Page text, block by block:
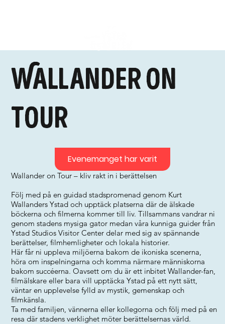
Wallander on
tour
Wallander on Tour – kliv rakt in i berättelsen
Följ med på en guidad stadspromenad genom Kurt
Wallanders Ystad och upptäck platserna där de älskade
böckerna och filmerna kommer till liv. Tillsammans vandrar ni
genom stadens mysiga gator medan våra kunniga guider från
Ystad Studios Visitor Center delar med sig av spännande
berättelser, filmhemligheter och lokala historier.
Här får ni uppleva miljöerna bakom de ikoniska scenerna,
höra om inspelningarna och komma närmare människorna
bakom succéerna. Oavsett om du är ett inbitet Wallander-fan,
filmälskare eller bara vill upptäcka Ystad på ett nytt sätt,
väntar en upplevelse fylld av mystik, gemenskap och
filmkänsla.
Ta med familjen, vännerna eller kollegorna och följ med på en
resa där stadens verklighet möter berättelsernas värld.
Evenemanget har varit